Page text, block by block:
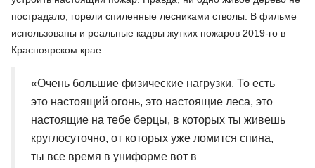
пострадало, горели спиленные лесниками стволы. В фильме
использованы и реальные кадры жутких пожаров 2019-го в
Красноярском крае.
«Очень большие физические нагрузки. То есть
это настоящий огонь, это настоящие леса, это
настоящие на тебе берцы, в которых ты живешь
круглосуточно, от которых уже ломится спина,
ты все время в униформе вот в